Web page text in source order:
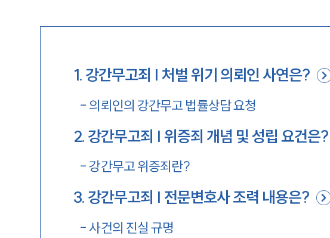
1. 강간무고죄 | 처벌 위기 의뢰인 사연은?
- 의뢰인의 강간무고 법률상담 요청
2. 강간무고죄 | 위증죄 개념 및 성립 요건은?
-강간무고 위증죄란?
3. 강간무고죄 | 전문변호사 조력 내용은?
-사건의 진실 규명